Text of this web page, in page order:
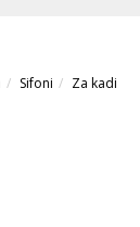
Sifoni Za kadi